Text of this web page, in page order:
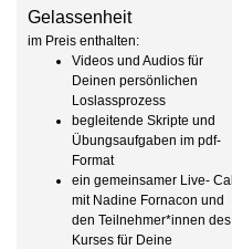
Gelassenheit
im Preis enthalten:
Videos und Audios für
Deinen persönlichen
Loslassprozess
begleitende Skripte und
Übungsaufgaben im pdf-
Format
ein gemeinsamer Live- Call
mit Nadine Fornacon und
den Teilnehmer*innen des
Kurses für Deine